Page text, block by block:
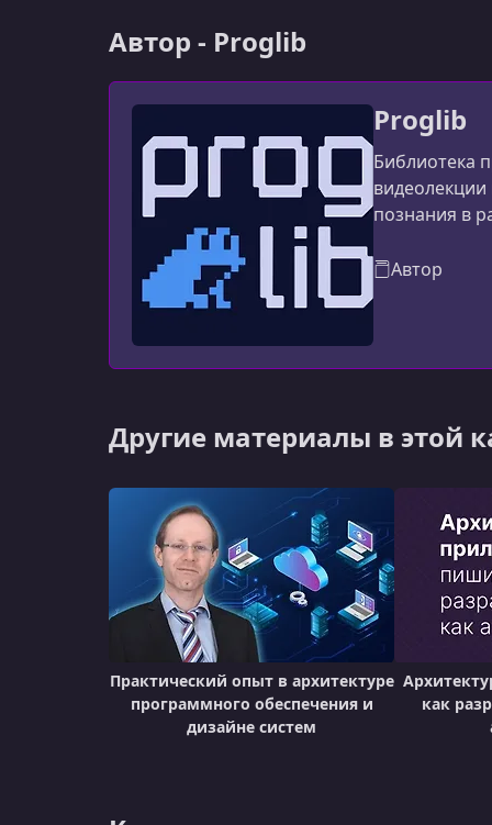
Автор - Proglib
Proglib
Библиотека
познания в
Автор
Другие материалы в этой
Практический опыт в архитектуре
программного обеспечения и
дизайне систем
как